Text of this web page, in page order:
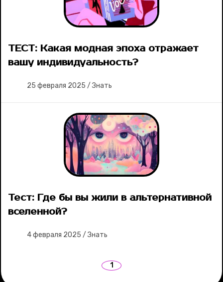
ТЕСТ: Какая модная эпоха отражает
вашу индивидуальность?
25 февраля 2025 / Знать
Тест: Где бы вы жили в альтернативной
вселенной?
4 февраля 2025 / Знать
1